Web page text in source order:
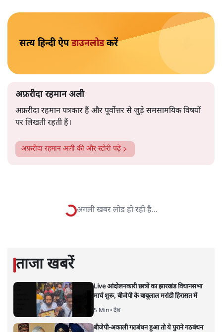
एआईयूडीएफ़ एक महत्वपूर्ण खिलाड़ी है। चुनाव की सुगबुगाहट
शुरू होते ही इस अफ़वाह ने ज़ोर पकड़ा था कि कांग्रेस बदरुद्दीन
अज़मल की पार्टी के साथ गठबंधन करेगी ताकि अल्पसंख्यक वोटों
का बँटवारा न हो। लेकिन फ़िलहाल ऐसा कोई गठबंधन नहीं हुआ
और अब अल्पसंख्यक वोटों के बँटने की संभावना प्रबल हो गई है।
इन वोटों के बँटवारे की वजह से ही असम में भारतीय जनता पार्टी
को हमेशा फ़ायदा होता रहा है और 2014 में उसकी सीटें 4 से बढ़
कर 7 हो गईं।
पर लिखती रहती हैं।
अफ़रीदा रहमान अली की और स्टोरी पढ़ें